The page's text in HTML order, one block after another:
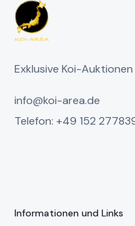
Exklusive Koi-
info@koi-area.de
Telefon: +49 152
Informationen und Links